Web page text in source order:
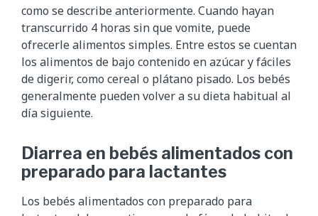
como se describe anteriormente. Cuando hayan
transcurrido 4 horas sin que vomite, puede
ofrecerle alimentos simples. Entre estos se cuentan
los alimentos de bajo contenido en azúcar y fáciles
de digerir, como cereal o plátano pisado. Los bebés
generalmente pueden volver a su dieta habitual al
día siguiente.
Diarrea en bebés alimentados con
preparado para lactantes
Los bebés alimentados con preparado para